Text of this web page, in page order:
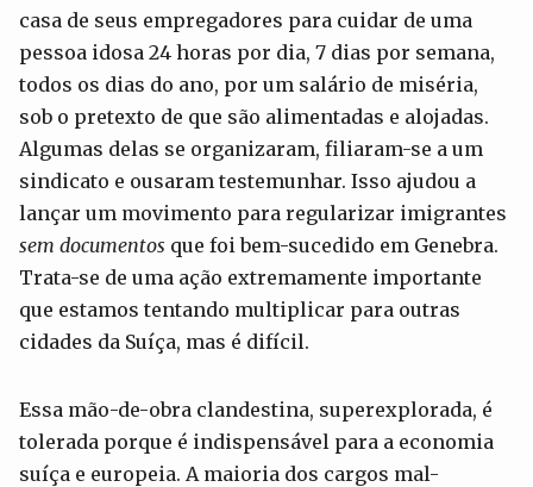
casa de seus empregadores para cuidar de uma
pessoa idosa 24 horas por dia, 7 dias por semana,
todos os dias do ano, por um salário de miséria,
sob o pretexto de que são alimentadas e alojadas.
Algumas delas se organizaram, filiaram-se a um
sindicato e ousaram testemunhar. Isso ajudou a
lançar um movimento para regularizar imigrantes
sem documentos que foi bem-sucedido em Genebra.
Trata-se de uma ação extremamente importante
que estamos tentando multiplicar para outras
cidades da Suíça, mas é difícil.
Essa mão-de-obra clandestina, superexplorada, é
tolerada porque é indispensável para a economia
suíça e europeia. A maioria dos cargos mal-